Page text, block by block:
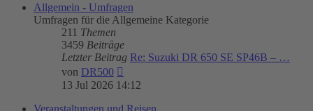
Allgemein - Umfragen
Umfragen für die Allgemeine Kategorie
211 Themen
3459 Beiträge
Letzter Beitrag Re: Suzuki DR 650 SE SP46B – …
von DR500
Beitrag
13 Jul 2026 14:12
Veranstaltungen und Reisen